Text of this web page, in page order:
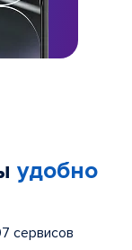
удобно
сервисов